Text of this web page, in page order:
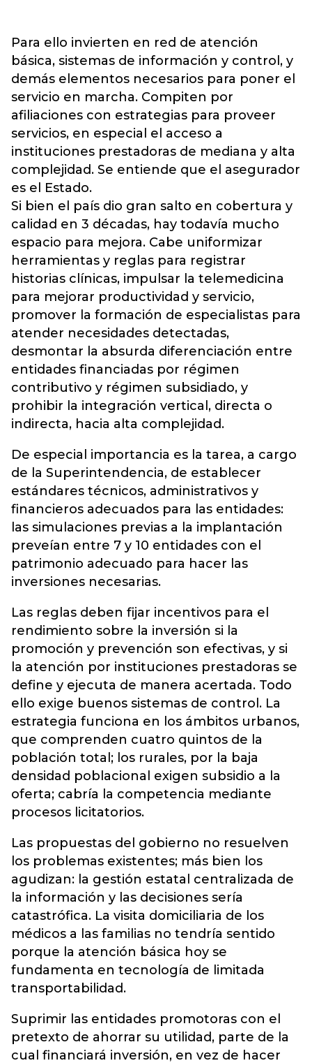
Para ello invierten en red de atención
básica, sistemas de información y control, y
demás elementos necesarios para poner el
servicio en marcha. Compiten por
afiliaciones con estrategias para proveer
servicios, en especial el acceso a
instituciones prestadoras de mediana y alta
complejidad. Se entiende que el asegurador
es el Estado.
Si bien el país dio gran salto en cobertura y
calidad en 3 décadas, hay todavía mucho
espacio para mejora. Cabe uniformizar
herramientas y reglas para registrar
historias clínicas, impulsar la telemedicina
para mejorar productividad y servicio,
promover la formación de especialistas para
atender necesidades detectadas,
desmontar la absurda diferenciación entre
entidades financiadas por régimen
contributivo y régimen subsidiado, y
prohibir la integración vertical, directa o
indirecta, hacia alta complejidad.
De especial importancia es la tarea, a cargo
de la Superintendencia, de establecer
estándares técnicos, administrativos y
financieros adecuados para las entidades:
las simulaciones previas a la implantación
preveían entre 7 y 10 entidades con el
patrimonio adecuado para hacer las
inversiones necesarias.
Las reglas deben fijar incentivos para el
rendimiento sobre la inversión si la
promoción y prevención son efectivas, y si
la atención por instituciones prestadoras se
define y ejecuta de manera acertada. Todo
ello exige buenos sistemas de control. La
estrategia funciona en los ámbitos urbanos,
que comprenden cuatro quintos de la
población total; los rurales, por la baja
densidad poblacional exigen subsidio a la
oferta; cabría la competencia mediante
procesos licitatorios.
Las propuestas del gobierno no resuelven
los problemas existentes; más bien los
agudizan: la gestión estatal centralizada de
la información y las decisiones sería
catastrófica. La visita domiciliaria de los
médicos a las familias no tendría sentido
porque la atención básica hoy se
fundamenta en tecnología de limitada
transportabilidad.
Suprimir las entidades promotoras con el
pretexto de ahorrar su utilidad, parte de la
cual financiará inversión, en vez de hacer